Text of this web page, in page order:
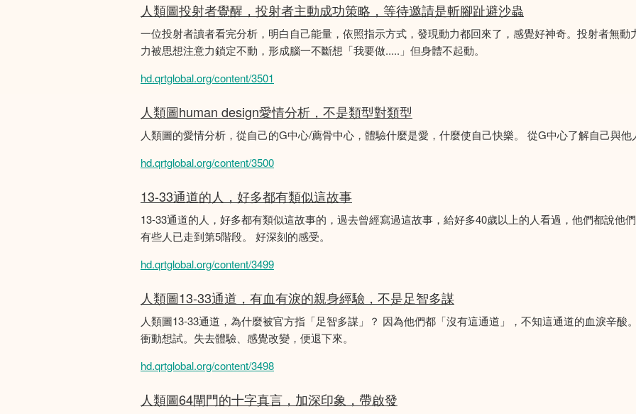
人類圖投射者覺醒，投射者主動成功策略，等待邀請是斬腳趾避沙蟲
一位投射者讀者看完分析，明白自己能量，依照指示方式，發現動力都回來了，感覺好神奇。投射者無
力被思想注意力鎖定不動，形成腦一不斷想「我要做.....」但身體不起動。
hd.qrtglobal.org/content/3501
人類圖human design愛情分析，不是類型對類型
人類圖的愛情分析，從自己的G中心/薦骨中心，體驗什麼是愛，什麼使自己快樂。 從G中心了解自己與
hd.qrtglobal.org/content/3500
13-33通道的人，好多都有類似這故事
13-33通道的人，好多都有類似這故事的，過去曾經寫過這故事，給好多40歲以上的人看過，他們都說他
有些人已走到第5階段。 好深刻的感受。
hd.qrtglobal.org/content/3499
人類圖13-33通道，有血有淚的親身經驗，不是足智多謀
人類圖13-33通道，為什麼被官方指「足智多謀」？ 因為他們都「沒有這通道」，不知這通道的血淚辛酸
衝動想試。失去體驗、感覺改變，便退下來。
hd.qrtglobal.org/content/3498
人類圖64閘門的十字真言，加深印象，帶啟發